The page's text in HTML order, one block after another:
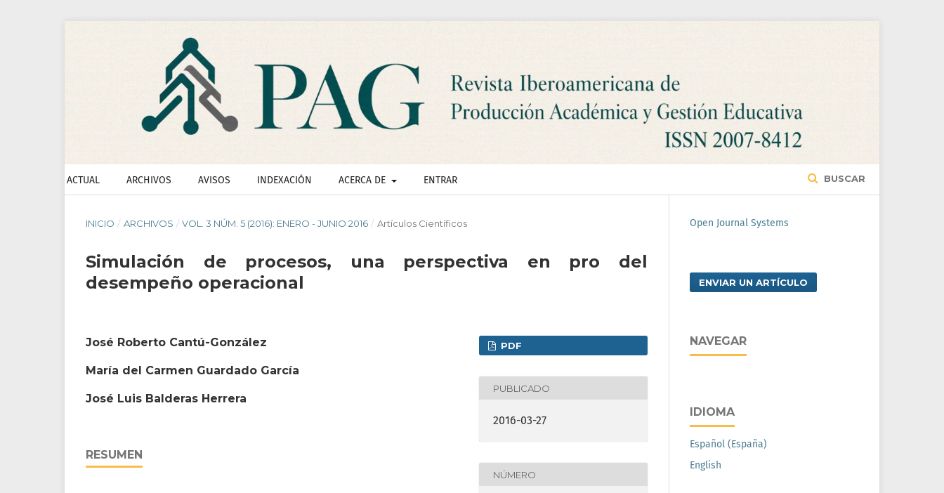
ACTUAL ARCHIVOS AVISOS INDEXACIÓN ACERCA DE ENTRAR BUSCAR
INICIO / ARCHIVOS / VOL. 3 NÚM. 5 (2016): ENERO - JUNIO 2016 / Artículos Científicos
Simulación de procesos, una perspectiva en pro del
desempeño operacional
José Roberto Cantú-González
María del Carmen Guardado García
José Luis Balderas Herrera
RESUMEN
PDF
PUBLICADO
2016-03-27
NÚMERO
Open Journal Systems
ENVIAR UN ARTÍCULO
NAVEGAR
IDIOMA
Español (España)
English